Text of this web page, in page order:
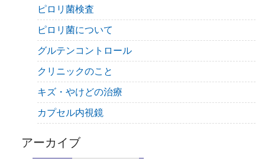
ピロリ菌検査
ピロリ菌について
グルテンコントロール
クリニックのこと
キズ・やけどの治療
カプセル内視鏡
アーカイブ